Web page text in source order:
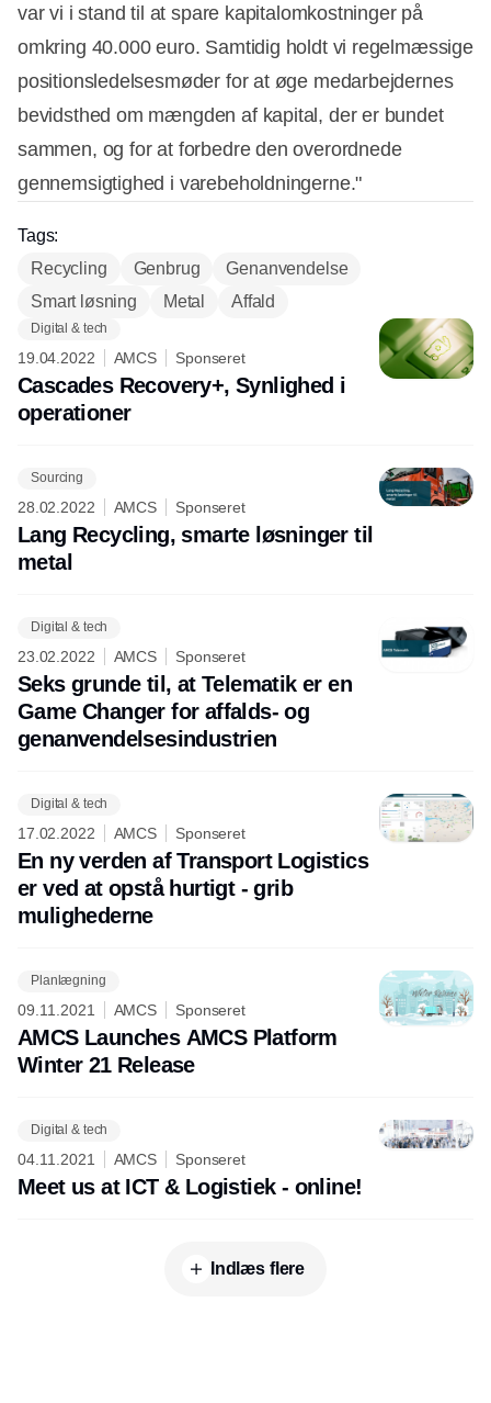
var vi i stand til at spare kapitalomkostninger på
omkring 40.000 euro. Samtidig holdt vi regelmæssige
positionsledelsesmøder for at øge medarbejdernes
bevidsthed om mængden af kapital, der er bundet
sammen, og for at forbedre den overordnede
gennemsigtighed i varebeholdningerne."
Tags:
Recycling
Genbrug
Genanvendelse
Smart løsning
Metal Affald
Digital & tech
19.04.2022 AMCS Sponseret
Cascades Recovery+, Synlighed i
operationer
Sourcing
28.02.2022 AMCS Sponseret
Lang Recycling, smarte løsninger til
metal
Digital & tech
23.02.2022 AMCS Sponseret
Seks grunde til, at Telematik er en
Game Changer for affalds- og
genanvendelsesindustrien
Digital & tech
17.02.2022 AMCS Sponseret
En ny verden af Transport Logistics
er ved at opstå hurtigt - grib
mulighederne
Planlægning
09.11.2021 AMCS Sponseret
AMCS Launches AMCS Platform
Winter 21 Release
Digital & tech
04.11.2021 AMCS Sponseret
Meet us at ICT & Logistiek - online!
Indlæs flere